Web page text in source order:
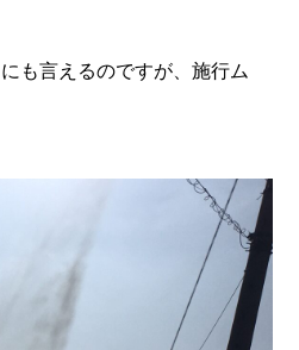
も言えるのですが、施行ム